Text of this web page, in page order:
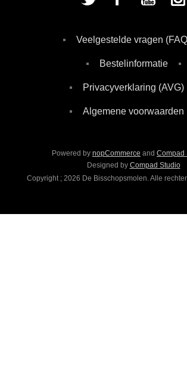
Veelgestelde vragen
Bestelinformatie
Privacyverklaring (AVG)
Algemene voorwaarden
Powered by nopCommerce and Compad
Designed by Compad Studio
Copyright ; 2026 De Bisschopsmolen. Alle